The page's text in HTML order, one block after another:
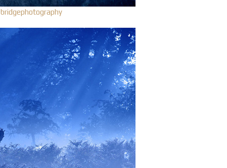
bridgephotography